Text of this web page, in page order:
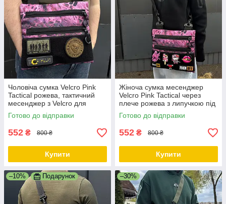
Чоловіча сумка Velcro Pink
Tactical рожева, тактичний
месенджер з Velcro для
патчів
Готово до відправки
552 ₴ 800 ₴
Купити
Жіноча сумка месенджер
Velcro Pink Tactical через
плече рожева з липучкою під
шеврони 27×23 см
Готово до відправки
552 ₴ 800 ₴
Купити
–10% Подарунок –30%